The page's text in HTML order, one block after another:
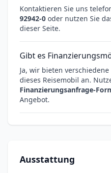
Kontaktieren Sie uns
92942-0 oder nutzen Sie
dieser Seite.
Gibt es
Ja, wir bieten
dieses Reisemobil an.
Finanzierungsanfrage-
Angebot.
Ausstattung